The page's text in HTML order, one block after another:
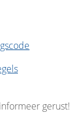
gerust!